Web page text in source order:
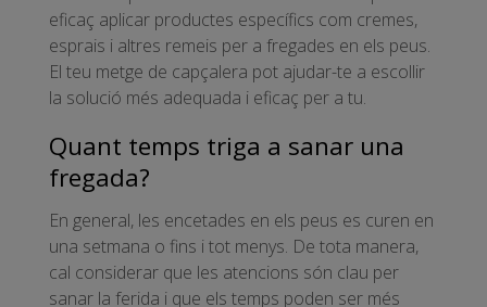
eficaç aplicar productes específics com cremes,
esprais i altres remeis per a fregades en els peus.
El teu metge de capçalera pot ajudar-te a escollir
la solució més adequada i eficaç per a tu.
Quant temps triga a sanar una
fregada?
En general, les encetades en els peus es curen en
una setmana o fins i tot menys. De tota manera,
cal considerar que les atencions són clau per
sanar la ferida i que els temps poden ser més